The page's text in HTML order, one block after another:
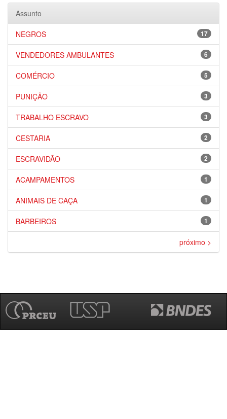
Assunto
17
NEGROS
6
VENDEDORES AMBULANTES
5
COMÉRCIO
3
PUNIÇÃO
3
TRABALHO ESCRAVO
2
CESTARIA
2
ESCRAVIDÃO
1
ACAMPAMENTOS
1
ANIMAIS DE CAÇA
1
BARBEIROS
próximo >